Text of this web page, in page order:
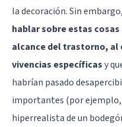
la decoración. Sin
hablar sobre estas
alcance del trastorno, al
vivencias específicasy
habrían pasado
importantes (por ejemplo,
hiperrealista de un